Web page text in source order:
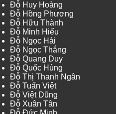
Đỗ Huy Hoàng
Đỗ Hồng Phương
Đỗ Hữu Thành
Đỗ Minh Hiếu
Đỗ Ngọc Hải
Đỗ Ngọc Thắng
Đỗ Quang Duy
Đỗ Quốc Hùng
Đỗ Thị Thanh Ngân
Đỗ Tuấn Việt
Đỗ Việt Dũng
Đỗ Xuân Tân